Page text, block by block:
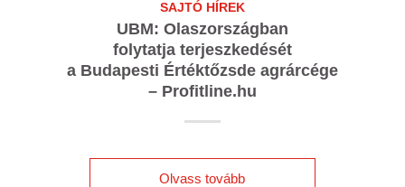
SAJTÓ HÍREK
UBM: Olaszországban
folytatja terjeszkedését
a Budapesti Értéktőzsde agrárcége
– Profitline.hu
Olvass tovább